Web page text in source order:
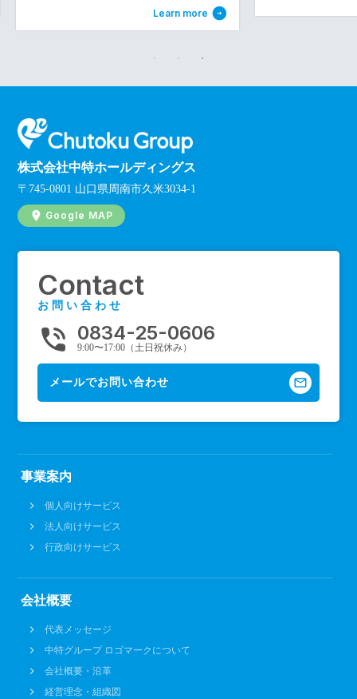
Learn more
株式会社中特ホールディングス
〒745-0801 山口県周南市久米3034-1
Google MAP
Contact
お問い合わせ
phone_in_talk 0834-25-0606
9:00〜17:00（土日祝休み）
メールでお問い合わせ mail_outline
事業案内
個人向けサービス
法人向けサービス
行政向けサービス
会社概要
代表メッセージ
中特グループ ロゴマークについて
会社概要・沿革
経営理念・組織図